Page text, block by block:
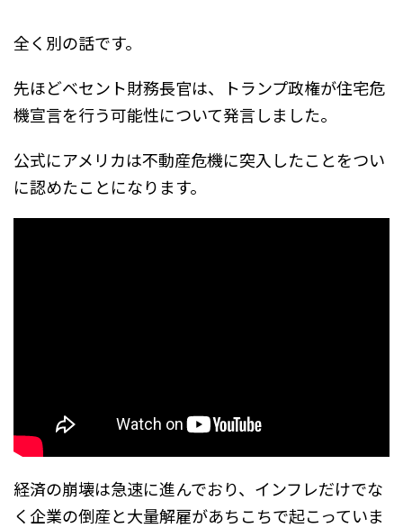
全く別の話です。
先ほどベセント財務長官は、トランプ政権が住宅危
機宣言を行う可能性について発言しました。
公式にアメリカは不動産危機に突入したことをつい
に認めたことになります。
経済の崩壊は急速に進んでおり、インフレだけでな
く企業の倒産と大量解雇があちこちで起こっていま